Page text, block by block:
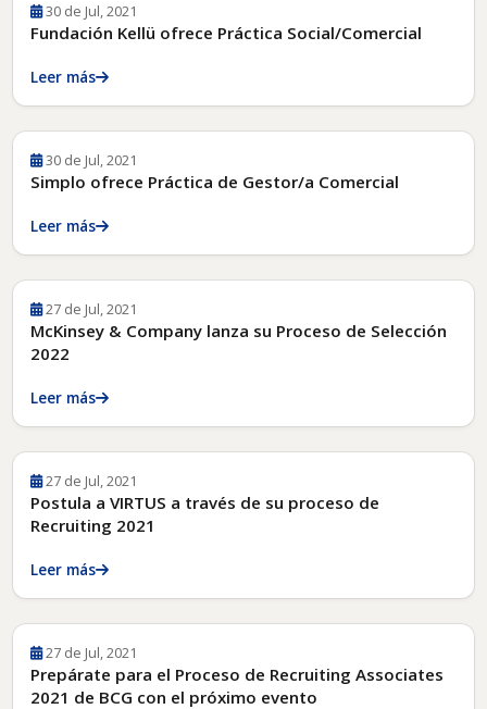
30 de Jul, 2021
Fundación Kellü ofrece Práctica Social/Comercial
Leer más
30 de Jul, 2021
Simplo ofrece Práctica de Gestor/a Comercial
Leer más
27 de Jul, 2021
McKinsey & Company lanza su Proceso de Selección
2022
Leer más
27 de Jul, 2021
Postula a VIRTUS a través de su proceso de
Recruiting 2021
Leer más
27 de Jul, 2021
Prepárate para el Proceso de Recruiting Associates
2021 de BCG con el próximo evento